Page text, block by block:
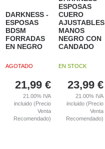
DARKNESS -
ESPOSAS
BDSM
FORRADAS
EN NEGRO
AGOTADO
21,99 €
21.00% IVA
incluido (Precio
Venta
Recomendado)
ESPOSAS
CUERO
AJUSTABLES
MANOS
NEGRO CON
CANDADO
EN STOCK
23,99 €
21.00% IVA
incluido (Precio
Venta
Recomendado)